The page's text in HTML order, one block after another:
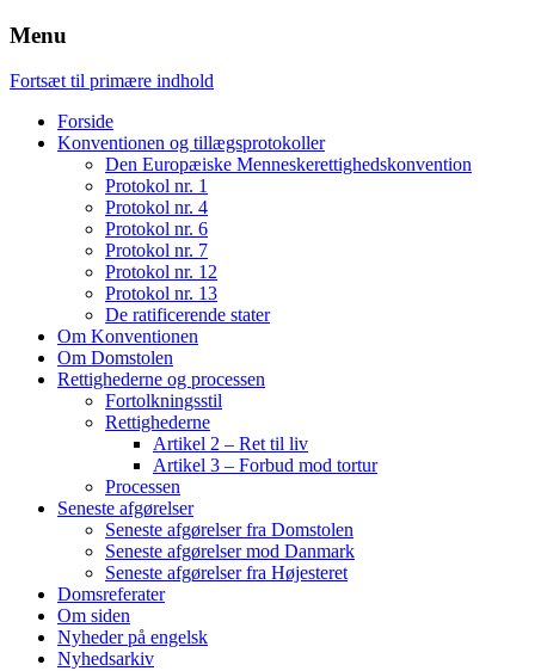
Menu
Fortsæt til primære indhold
Forside
Konventionen og tillægsprotokoller
Den Europæiske Menneskerettighedskonvention
Protokol nr. 1
Protokol nr. 4
Protokol nr. 6
Protokol nr. 7
Protokol nr. 12
Protokol nr. 13
De ratificerende stater
Om Konventionen
Om Domstolen
Rettighederne og processen
Fortolkningsstil
Rettighederne
Artikel 2 – Ret til liv
Artikel 3 – Forbud mod tortur
Processen
Seneste afgørelser
Seneste afgørelser fra Domstolen
Seneste afgørelser mod Danmark
Seneste afgørelser fra Højesteret
Domsreferater
Om siden
Nyheder på engelsk
Nyhedsarkiv